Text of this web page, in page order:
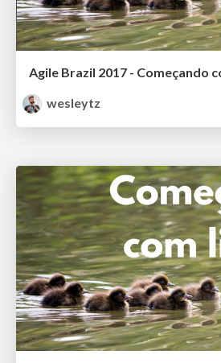
Agile Brazil 2017 - Começando
wesleytz